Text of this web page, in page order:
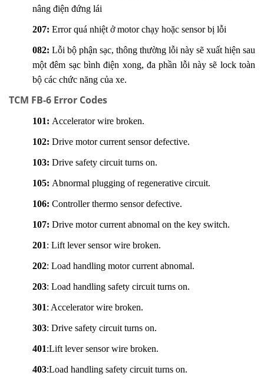
nâng điện đứng lái
207: Error quá nhiệt ở motor chạy hoặc sensor bị lỗi
082: Lỗi bộ phận sạc, thông thường lỗi này sẽ xuất hiện sau
một đêm sạc bình điện xong, đa phần lỗi này sẽ lock toàn
bộ các chức năng của xe.
TCM FB-6 Error Codes
101: Accelerator wire broken.
102: Drive motor current sensor defective.
103: Drive safety circuit turns on.
105: Abnormal plugging of regenerative circuit.
106: Controller thermo sensor defective.
107: Drive motor current abnomal on the key switch.
201: Lift lever sensor wire broken.
202: Load handling motor current abnomal.
203: Load handling safety circuit turns on.
301: Accelerator wire broken.
303: Drive safety circuit turns on.
401:Lift lever sensor wire broken.
403:Load handling safety circuit turns on.